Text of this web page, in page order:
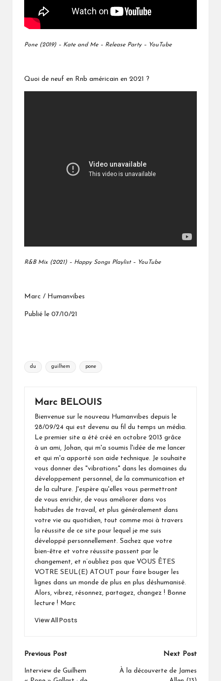
Pone (2019) – Kate and Me – Release Party – YouTube
Quoi de neuf en Rnb américain en 2021 ?
R&B Mix (2021) – Happy Songs Playlist – YouTube
Marc / Humanvibes
Publié le 07/10/21
Tags:
du guilhem pone
Marc BELOUIS
Bienvenue sur le nouveau Humanvibes depuis le
28/09/24 qui est devenu au fil du temps un média.
Le premier site a été créé en octobre 2013 grâce
à un ami, Johan, qui m'a soumis l'idée de me lancer
et qui m'a apporté son aide technique. Je souhaite
vous donner des "vibrations" dans les domaines du
développement personnel, de la communication et
de la culture. J'espère qu'elles vous permettront
de vous enrichir, de vous améliorer dans vos
habitudes de travail, et plus généralement dans
votre vie au quotidien, tout comme moi à travers
la réussite de ce site pour lequel je me suis
développé personnellement. Sachez que votre
bien-être et votre réussite passent par le
changement, et n’oubliez pas que VOUS ÊTES
VOTRE SEUL(E) ATOUT pour faire bouger les
lignes dans un monde de plus en plus déshumanisé.
Alors, vibrez, résonnez, partagez, changez ! Bonne
lecture ! Marc
View All Posts
Post
navigation
Previous Post
Interview de Guilhem
Next Post
À la découverte de James